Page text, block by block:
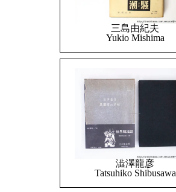
三島由紀夫
Yukio Mishima
澁澤龍彦
Tatsuhiko Shibusawa